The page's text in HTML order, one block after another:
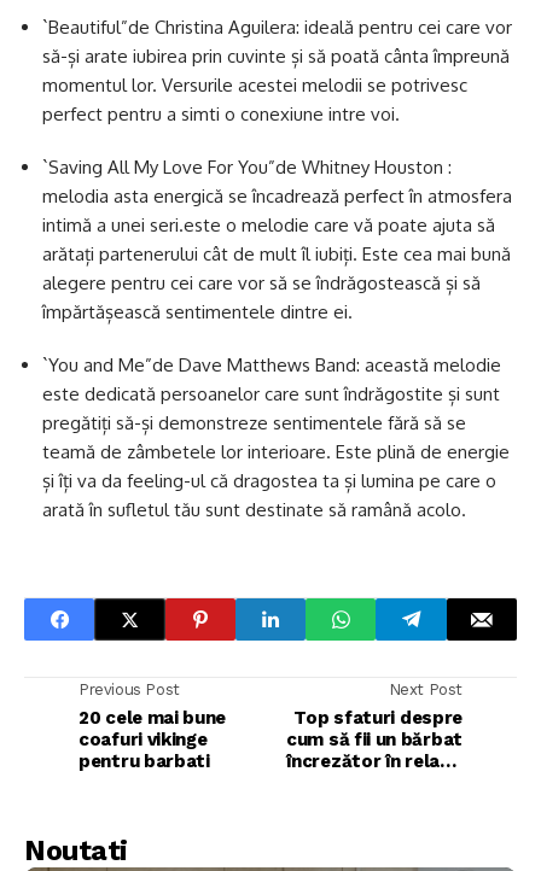
`Beautiful”de Christina Aguilera: ideală pentru cei care vor
să-și arate iubirea prin cuvinte și să poată cânta împreună
momentul lor. Versurile acestei melodii se potrivesc
perfect pentru a simti o conexiune intre voi.
`Saving All My Love For You”de Whitney Houston :
melodia asta energică se încadrează perfect în atmosfera
intimă a unei seri.este o melodie care vă poate ajuta să
arătați partenerului cât de mult îl iubiți. Este cea mai bună
alegere pentru cei care vor să se îndrăgostească și să
împărtășească sentimentele dintre ei.
`You and Me”de Dave Matthews Band: această melodie
este dedicată persoanelor care sunt îndrăgostite și sunt
pregătiți să-și demonstreze sentimentele fără să se
teamă de zâmbetele lor interioare. Este plină de energie
și îți va da feeling-ul că dragostea ta și lumina pe care o
arată în sufletul tău sunt destinate să ramână acolo.
Previous Post
20 cele mai bune
coafuri vikinge
pentru barbati
Next Post
Top sfaturi despre
cum să fii un bărbat
încrezător în relația
Noutati